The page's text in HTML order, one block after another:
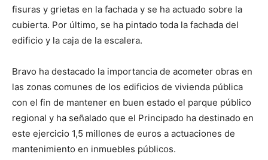
fisuras y grietas en la fachada y se ha actuado sobre la
cubierta. Por último, se ha pintado toda la fachada del
edificio y la caja de la escalera.
Bravo ha destacado la importancia de acometer obras en
las zonas comunes de los edificios de vivienda pública
con el fin de mantener en buen estado el parque público
regional y ha señalado que el Principado ha destinado en
este ejercicio 1,5 millones de euros a actuaciones de
mantenimiento en inmuebles públicos.